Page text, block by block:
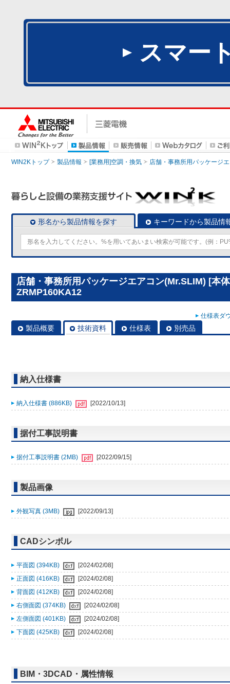
スマー
WIN2Kトップ 製品情報 [業務用]空調・換気 店舗・事務所用パッケージ
形名から製品情報を探す キーワードから製品情
店舗・事務所用パッケージエアコン(Mr.SLIM) [本
ZRMP160KA12
仕様表ダ
製品概要 技術資料 仕様表 別売品
納入仕様書
納入仕様書 (886KB) [2022/10/13]
据付工事説明書
据付工事説明書 (2MB) [2022/09/15]
製品画像
外観写真 (3MB) [2022/09/13]
CADシンボル
平面図 (394KB)
[2024/02/08]
正面図 (416KB)
[2024/02/08]
背面図 (412KB)
[2024/02/08]
右側面図 (374KB)
[2024/02/08]
左側面図 (401KB)
[2024/02/08]
下面図 (425KB)
[2024/02/08]
BIM・3DCAD・属性情報